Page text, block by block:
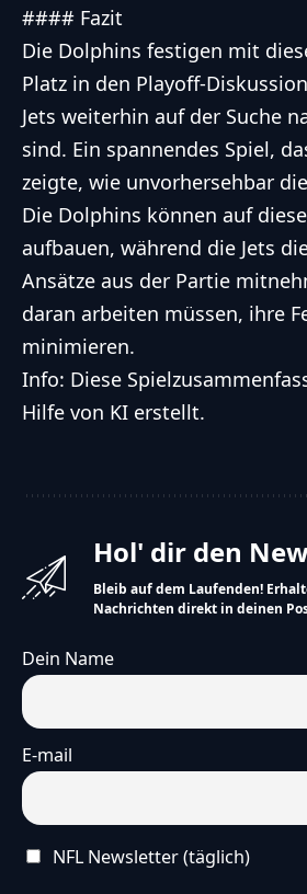
#### Fazit
Die Dolphins festigen mit
Platz in den Playoff-
Jets weiterhin auf der Suche
sind. Ein spannendes Spiel,
zeigte, wie unvorhersehbar
Die Dolphins können auf
aufbauen, während die Jets
Ansätze aus der Partie
daran arbeiten müssen, ihre
minimieren.
Info: Diese
Hilfe von KI erstellt.
Hol' dir den
Bleib auf dem Laufenden!
Nachrichten direkt in deinen
Dein Name
E-mail
NFL Newsletter (täglich)